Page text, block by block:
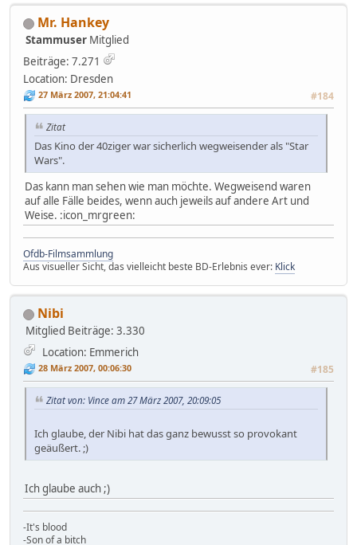
Mr. Hankey
Stammuser Mitglied
Beiträge: 7.271
Location: Dresden
27 März 2007, 21:04:41 #184
Zitat
Das Kino der 40ziger war sicherlich wegweisender als "Star
Wars".
Das kann man sehen wie man möchte. Wegweisend waren
auf alle Fälle beides, wenn auch jeweils auf andere Art und
Weise. :icon_mrgreen:
Ofdb-Filmsammlung
Aus visueller Sicht, das vielleicht beste BD-Erlebnis ever: Klick
Nibi
Mitglied Beiträge: 3.330
Location: Emmerich
28 März 2007, 00:06:30 #185
Zitat von: Vince am 27 März 2007, 20:09:05
Ich glaube, der Nibi hat das ganz bewusst so provokant
geäußert. ;)
Ich glaube auch ;)
-It's blood
-Son of a bitch